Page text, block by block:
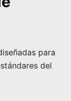
para
del